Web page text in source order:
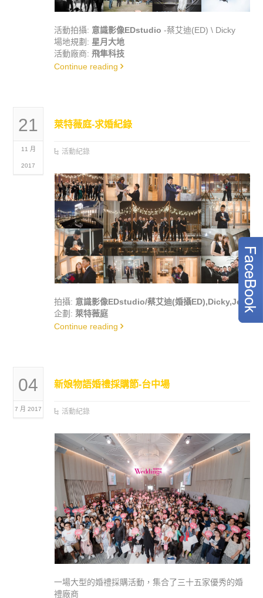
活動拍攝: 意識影像EDstudio -蔡艾迪(ED) \ Dicky
場地規劃:星月大地
活動廠商:飛隼科技
Continue reading
21
11 月
2017
萊特薇庭-求婚紀錄
活動紀錄
拍攝: 意識影像EDstudio/蔡艾迪(婚攝ED),Dicky,Jeff
企劃: 萊特薇庭
Continue reading
04
7 月 2017
新娘物語婚禮採購節-台中場
活動紀錄
一場大型的婚禮採購活動，集合了三十五家優秀的婚
禮廠商